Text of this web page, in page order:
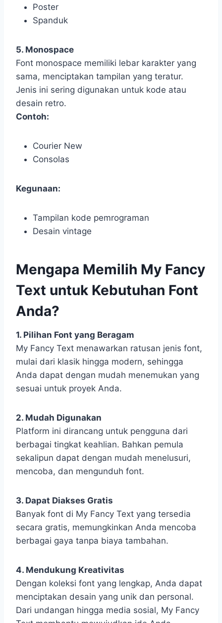
Poster
Spanduk
5. Monospace
Font monospace memiliki lebar karakter yang
sama, menciptakan tampilan yang teratur.
Jenis ini sering digunakan untuk kode atau
desain retro.
Contoh:
Courier New
Consolas
Kegunaan:
Tampilan kode pemrograman
Desain vintage
Mengapa Memilih My Fancy
Text untuk Kebutuhan Font
Anda?
1. Pilihan Font yang Beragam
My Fancy Text menawarkan ratusan jenis font,
mulai dari klasik hingga modern, sehingga
Anda dapat dengan mudah menemukan yang
sesuai untuk proyek Anda.
2. Mudah Digunakan
Platform ini dirancang untuk pengguna dari
berbagai tingkat keahlian. Bahkan pemula
sekalipun dapat dengan mudah menelusuri,
mencoba, dan mengunduh font.
3. Dapat Diakses Gratis
Banyak font di My Fancy Text yang tersedia
secara gratis, memungkinkan Anda mencoba
berbagai gaya tanpa biaya tambahan.
4. Mendukung Kreativitas
Dengan koleksi font yang lengkap, Anda dapat
menciptakan desain yang unik dan personal.
Dari undangan hingga media sosial, My Fancy